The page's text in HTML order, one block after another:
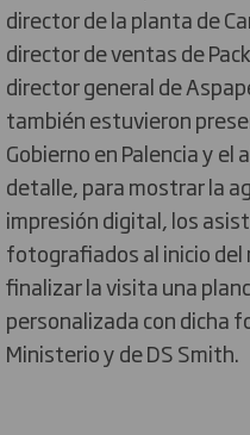
director de la planta de
director de ventas de
director general de
también estuvieron
Gobierno en Palencia y el
detalle, para mostrar la
impresión digital, los
fotografiados al inicio del
finalizar la visita una
personalizada con dicha
Ministerio y de DS Smith.